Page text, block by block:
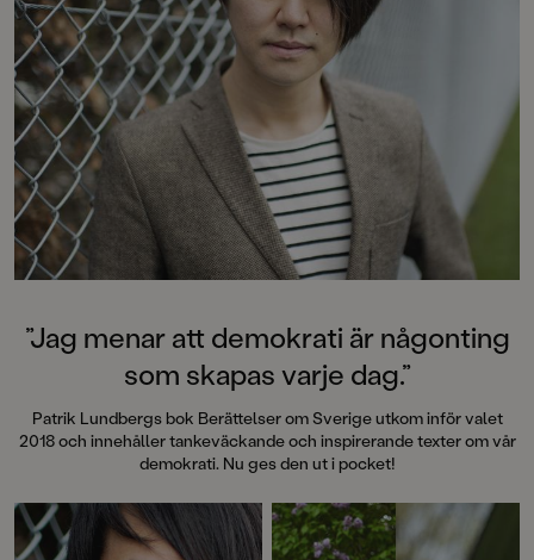
människor, naturfenomen och
naturen. Mari Ahokoivu är välkänd
illustratör och serietecknare.
Virrigt väder är deras första
gemensamma bok.
”Jag menar att demokrati är någonting
som skapas varje dag.”
Patrik Lundbergs bok Berättelser om Sverige utkom inför valet
2018 och innehåller tankeväckande och inspirerande texter om vår
demokrati. Nu ges den ut i pocket!